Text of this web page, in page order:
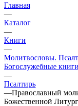
Главная
—
Каталог
—
Книги
—
Молитвословы.
Богослужебные книги
—
Псалтирь
—Православный
Божественной